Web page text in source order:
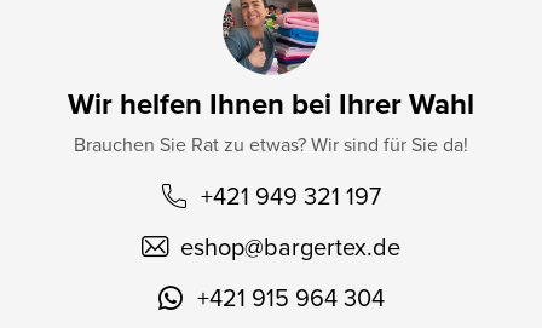
Wir helfen Ihnen bei Ihrer Wahl
Brauchen Sie Rat zu etwas? Wir sind für Sie da!
+421 949 321 197
eshop@bargertex.de
+421 915 964 304